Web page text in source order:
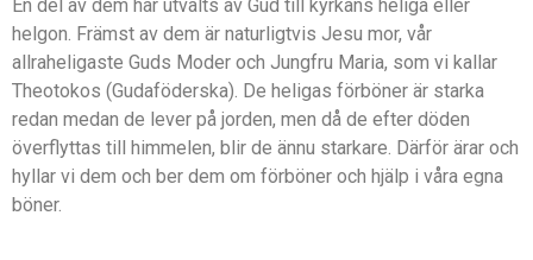
En del av dem har utvalts av Gud till kyrkans heliga eller
helgon. Främst av dem är naturligtvis Jesu mor, vår
allraheligaste Guds Moder och Jungfru Maria, som vi kallar
Theotokos (Gudaföderska). De heligas förböner är starka
redan medan de lever på jorden, men då de efter döden
överflyttas till himmelen, blir de ännu starkare. Därför ärar och
hyllar vi dem och ber dem om förböner och hjälp i våra egna
böner.